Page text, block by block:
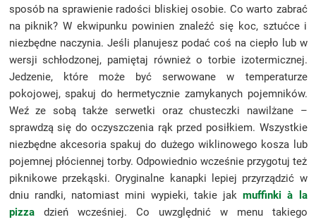
sposób na sprawienie radości bliskiej osobie. Co warto zabrać
na piknik? W ekwipunku powinien znaleźć się koc, sztućce i
niezbędne naczynia. Jeśli planujesz podać coś na ciepło lub w
wersji schłodzonej, pamiętaj również o torbie izotermicznej.
Jedzenie, które może być serwowane w temperaturze
pokojowej, spakuj do hermetycznie zamykanych pojemników.
Weź ze sobą także serwetki oraz chusteczki nawilżane –
sprawdzą się do oczyszczenia rąk przed posiłkiem. Wszystkie
niezbędne akcesoria spakuj do dużego wiklinowego kosza lub
pojemnej płóciennej torby. Odpowiednio wcześnie przygotuj też
piknikowe przekąski. Oryginalne kanapki lepiej przyrządzić w
dniu randki, natomiast mini wypieki, takie jakmuffinki à la
pizzadzień wcześniej. Co uwzględnić w menu takiego